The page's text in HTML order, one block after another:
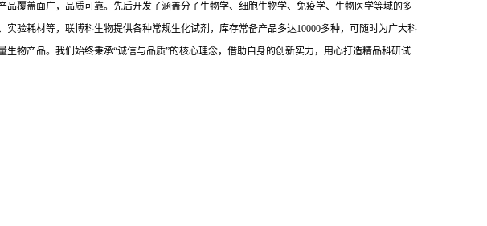
覆盖面广，品质可靠。先后开发了涵盖分子生物学、细胞生物学、免疫学、生物医学等域的多
验耗材等，联博科生物提供各种常规生化试剂，库存常备产品多达10000多种，可随时为广大科
物产品。我们始终秉承“诚信与品质”的核心理念，借助自身的创新实力，用心打造精品科研试